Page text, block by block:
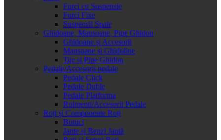
Furci cu Suspensie
Furci Fixe
Suspensii Spate
Ghidoane, Mansoane, Pipe Ghidon
Ghidoane și Accesorii
Mansoane și Ghidoline
Tije și Pipe Ghidon
Pedale/Accesorii pedale
Pedale Click
Pedale Duble
Pedale Platforma
Rulmenti/Accesorii Pedale
Roți și Componente Roți
Butuci
Jante și Benzi Jantă